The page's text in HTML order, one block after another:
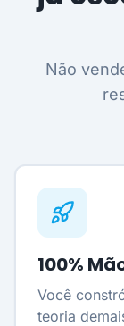
Não
100%
Você
teoria